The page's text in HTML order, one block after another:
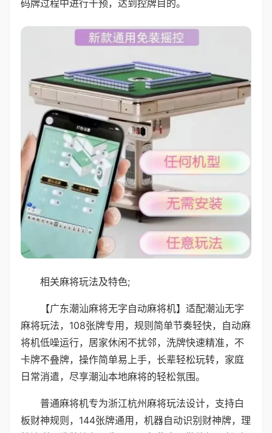
码牌过程中进行干预，达到控牌目的。
相关麻将玩法及特色;
【广东潮汕麻将无字自动麻将机】适配潮汕无字
麻将玩法，108张牌专用，规则简单节奏轻快，自动麻
将机低噪运行，居家休闲不扰邻，洗牌快速精准，不
卡牌不叠牌，操作简单易上手，长辈轻松玩转，家庭
日常消遣，尽享潮汕本地麻将的轻松氛围。
普通麻将机专为浙江杭州麻将玩法设计，支持白
板财神规则，144张牌通用，机器自动识别财神牌，理